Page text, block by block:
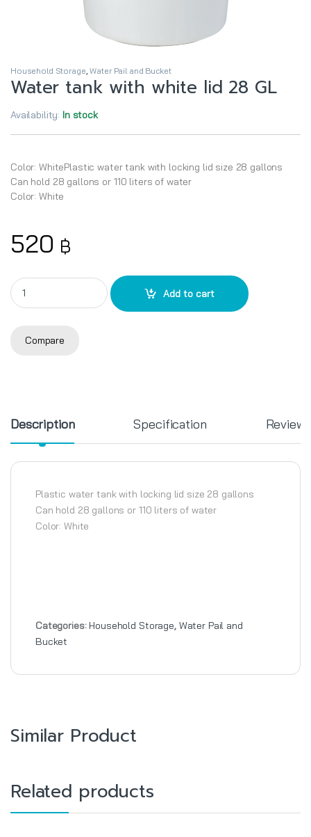
Household Storage,Water Pail and Bucket
Water tank with white lid 28 GL
Availability: In stock
Color: WhitePlastic water tank with locking lid size 28 gallons
Can hold 28 gallons or 110 liters of water
Color: White
520 ฿
Water tank with white lid 28 GL quantity
Add to cart
Compare
Description Specification Reviews
Plastic water tank with locking lid size 28 gallons
Can hold 28 gallons or 110 liters of water
Color: White
Categories: Household Storage, Water Pail and
Bucket
Similar Product
Related products